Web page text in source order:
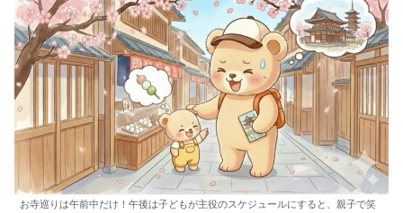
お寺巡りは午前中だけ！午後は子どもが主役のスケジュールにすると、親子で笑